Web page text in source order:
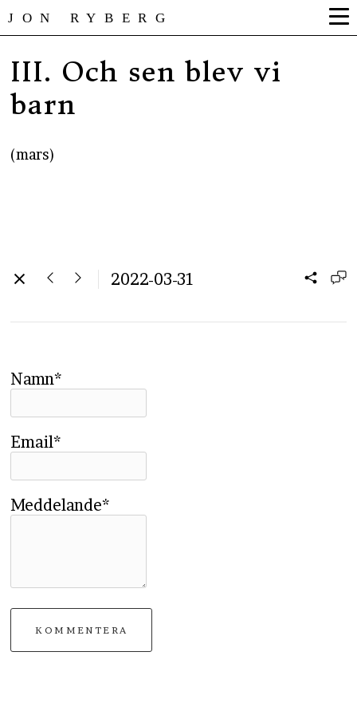
JON RYBERG
III. Och sen blev vi
barn
(mars)
2022-03-31
Namn*
Email*
Meddelande*
KOMMENTERA